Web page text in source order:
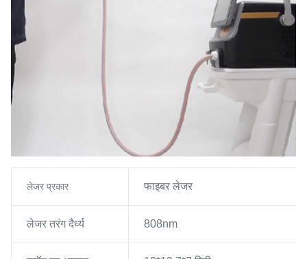
लेजर प्रकार फाइबर लेजर
लेजर तरंग दैर्ध्य 808nm